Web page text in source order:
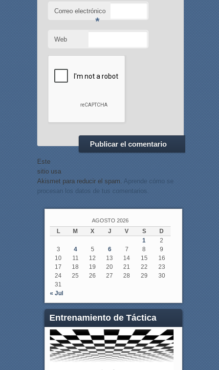
Correo electrónico
*
Web
Este
sitio usa
Akismet para reducir el spam. Aprende cómo se
procesan los datos de tus comentarios.
AGOSTO 2026
L M X J V S
D
1
2
3
4 5 6 7 8
9
10
11 12 13 14 15
16
17
18 19 20 21 22
23
24
25 26 27 28 29
30
31
« Jul
Entrenamiento de Táctica